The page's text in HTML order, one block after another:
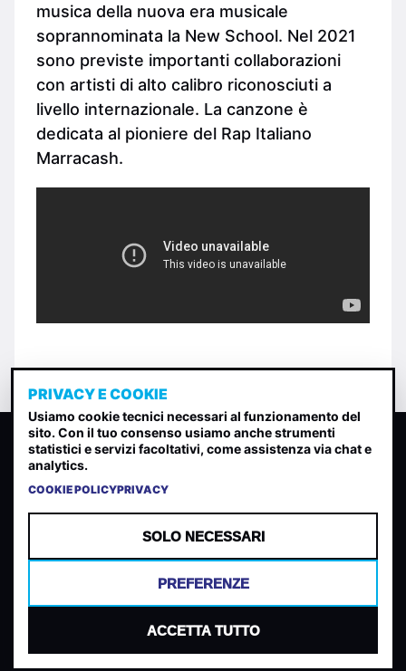
musica della nuova era musicale
soprannominata la New School. Nel 2021
sono previste importanti collaborazioni
con artisti di alto calibro riconosciuti a
livello internazionale. La canzone è
dedicata al pioniere del Rap Italiano
Marracash.
CLASSIFICA INDIE
Classifica per indice di gradimento generata dall analisi di
TERMINI E CONDIZIONI PRIVACY POLICY
COOKIES PREFERENZE COOKIES
PRIVACY E COOKIE
Usiamo cookie tecnici necessari al funzionamento del
sito. Con il tuo consenso usiamo anche strumenti
statistici e servizi facoltativi, come assistenza via chat e
analytics.
COOKIE POLICYPRIVACY
SOLO NECESSARI
PREFERENZE
ACCETTA TUTTO